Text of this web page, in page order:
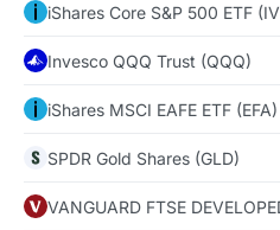
iShares Core S&P 500 ETF
Invesco QQQ Trust (QQQ)
iShares MSCI EAFE ETF (EFA)
SPDR Gold Shares (GLD)
VANGUARD FTSE